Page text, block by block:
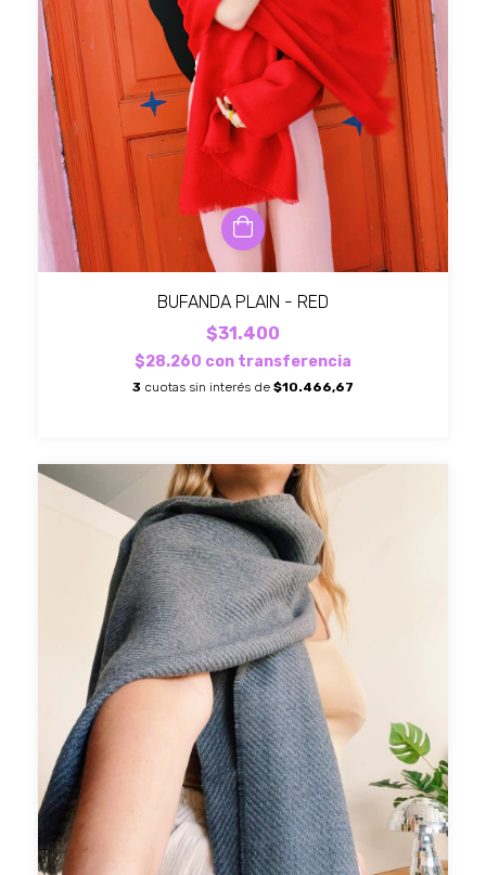
BUFANDA PLAIN - RED
$31.400
$28.260 con transferencia
3 cuotas sin interés de $10.466,67